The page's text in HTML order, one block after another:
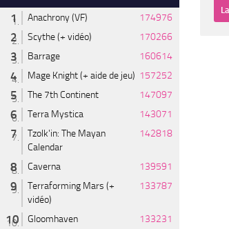
Anachrony (VF)
174976
Scythe (+ vidéo)
170266
Barrage
160614
Mage Knight (+ aide de jeu) 157252
The 7th Continent
147097
Terra Mystica
143071
Tzolk'in: The Mayan
Calendar
142818
Caverna
139591
Terraforming Mars (+
vidéo)
133787
Gloomhaven 133231